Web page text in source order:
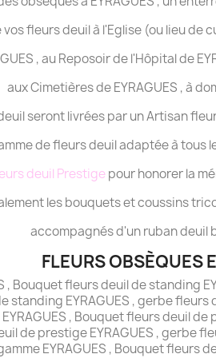
fleurs deuil à l'Eglise (ou lieu de
, au Reposoir de l'Hôpital de
aux Cimetières de EYRAGUES , à
seront livrées par un Artisan
de fleurs deuil adaptée à tous
deuil Prestigepour honorer la
les bouquets et coussins
accompagnés d'un ruban deuil
FLEURS OBSÈQUES
Bouquet fleurs deuil de standing
standing EYRAGUES , gerbe
, Bouquet fleurs deuil
de prestige EYRAGUES , gerbe
EYRAGUES , Bouquet fleurs